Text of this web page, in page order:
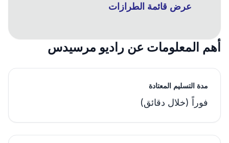
عرض قائمة الطرازات
أهم المعلومات عن راديو مرسيدس
مدة التسليم المعتادة
فوراً (خلال دقائق)